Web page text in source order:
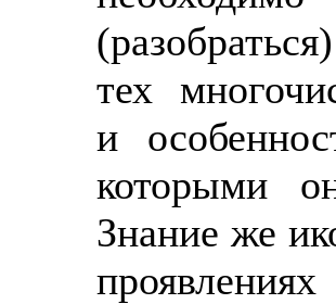
тех
и
которыми
Знание же